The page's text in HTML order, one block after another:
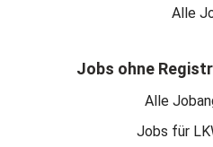
Alle
Jobs ohne
Alle
Jobs für